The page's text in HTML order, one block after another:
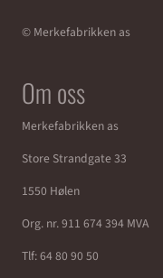
© Merkefabrikken as
Om oss
Merkefabrikken as
Store Strandgate 33
1550 Hølen
Org. nr. 911 674 394 MVA
Tlf:64 80 90 50